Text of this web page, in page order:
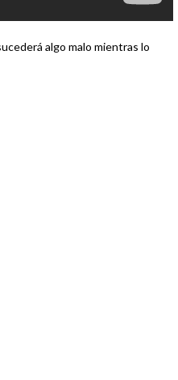
algo malo mientras lo